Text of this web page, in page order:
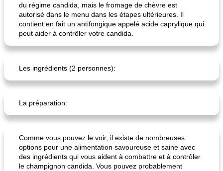
du régime candida, mais le fromage de chèvre est
autorisé dans le menu dans les étapes ultérieures. Il
contient en fait un antifongique appelé acide caprylique qui
peut aider à contrôler votre candida.
Les ingrédients (2 personnes):
La préparation:
Comme vous pouvez le voir, il existe de nombreuses
options pour une alimentation savoureuse et saine avec
des ingrédients qui vous aident à combattre et à contrôler
le champignon candida. Vous pouvez probablement